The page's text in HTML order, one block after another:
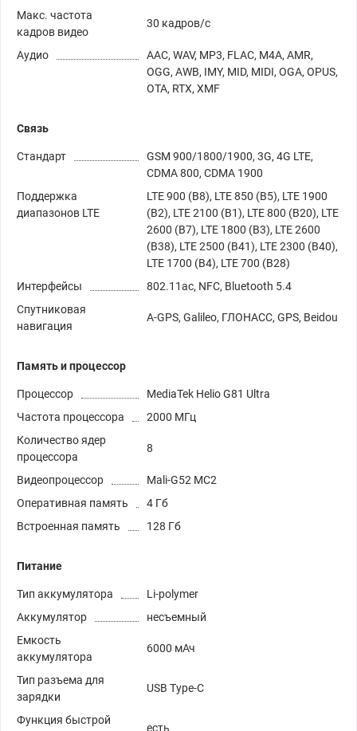
Макс. частота
кадров видео
30 кадров/с
Аудио
AAC, WAV, MP3, FLAC, M4A, AMR,
OGG, AWB, IMY, MID, MIDI, OGA, OPUS,
OTA, RTX, XMF
Связь
Стандарт
GSM 900/1800/1900, 3G, 4G LTE,
CDMA 800, CDMA 1900
Поддержка
диапазонов LTE
LTE 900 (B8), LTE 850 (B5), LTE 1900
(B2), LTE 2100 (B1), LTE 800 (B20), LTE
2600 (B7), LTE 1800 (B3), LTE 2600
(B38), LTE 2500 (B41), LTE 2300 (B40),
LTE 1700 (B4), LTE 700 (B28)
Интерфейсы
802.11ac, NFC, Bluetooth 5.4
Спутниковая
навигация
A-GPS, Galileo, ГЛОНАСС, GPS, Beidou
Память и процессор
Процессор
MediaTek Helio G81 Ultra
Частота процессора
2000 МГц
Количество ядер
процессора
8
Видеопроцессор
Mali-G52 MC2
Оперативная память
4 Гб
Встроенная память
128 Гб
Питание
Тип аккумулятора
Li-polymer
Аккумулятор
несъемный
Емкость
аккумулятора
6000 мАч
Тип разъема для
зарядки
USB Type-C
Функция быстрой
есть